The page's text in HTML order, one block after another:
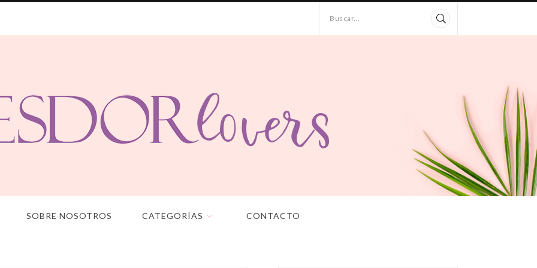
Buscar...
SOBRE NOSOTROS CATEGORÍAS CONTACTO